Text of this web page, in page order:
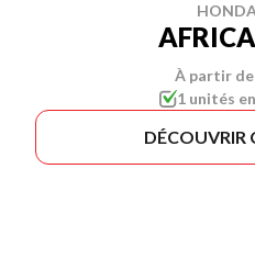
À partir de
1 unités
DÉCOUVRIR